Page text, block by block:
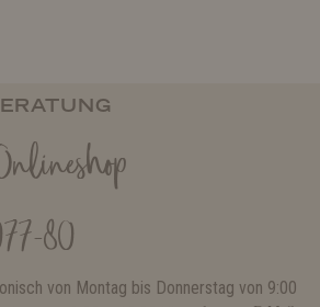
80
von Montag bis Donnerstag von 9:00